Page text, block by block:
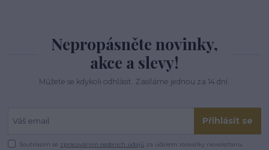
Nepropásněte novinky,
akce a slevy!
Můžete se kdykoli odhlásit. Zasíláme jednou za 14 dní.
Přihlásit se
Souhlasím se zpracováním osobních údajů za účelem rozesílky newsletteru.